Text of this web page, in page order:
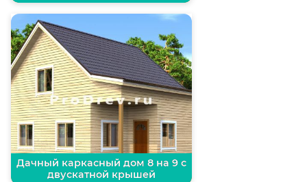
Дачный каркасный дом 8 на 9 с
двускатной крышей